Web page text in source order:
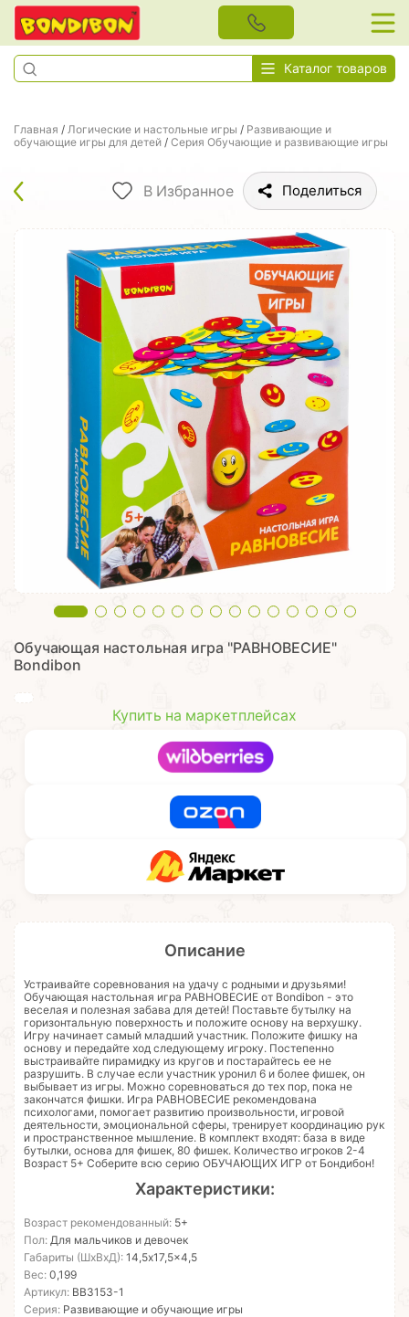
Каталог товаров
Главная / Логические и настольные игры / Развивающие и
обучающие игры для детей / Серия Обучающие и развивающие игры
В Избранное Поделиться
Обучающая настольная игра "РАВНОВЕСИЕ"
Bondibon
Купить на маркетплейсах
Описание
Устраивайте соревнования на удачу с родными и друзьями!
Обучающая настольная игра РАВНОВЕСИЕ от Bondibon - это
веселая и полезная забава для детей! Поставьте бутылку на
горизонтальную поверхность и положите основу на верхушку.
Игру начинает самый младший участник. Положите фишку на
основу и передайте ход следующему игроку. Постепенно
выстраивайте пирамидку из кругов и постарайтесь ее не
разрушить. В случае если участник уронил 6 и более фишек, он
выбывает из игры. Можно соревноваться до тех пор, пока не
закончатся фишки. Игра РАВНОВЕСИЕ рекомендована
психологами, помогает развитию произвольности, игровой
деятельности, эмоциональной сферы, тренирует координацию рук
и пространственное мышление. В комплект входят: база в виде
бутылки, основа для фишек, 80 фишек. Количество игроков 2-4
Возраст 5+ Соберите всю серию ОБУЧАЮЩИХ ИГР от Бондибон!
Характеристики:
Возраст рекомендованный: 5+
Пол: Для мальчиков и девочек
Габариты (ШхВхД): 14,5x17,5x4,5
Вес: 0,199
Артикул: ВВ3153-1
Серия: Развивающие и обучающие игры